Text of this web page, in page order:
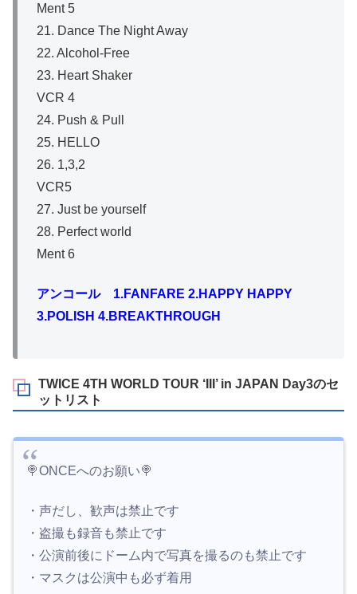
Ment 5
21. Dance The Night Away
22. Alcohol-Free
23. Heart Shaker
VCR 4
24. Push & Pull
25. HELLO
26. 1,3,2
VCR5
27. Just be yourself
28. Perfect world
Ment 6
アンコール 1.FANFARE 2.HAPPY HAPPY
3.POLISH 4.BREAKTHROUGH
TWICE 4TH WORLD TOUR ‘III’ in JAPAN Day3のセ
ットリスト
🍭ONCEへのお願い🍭
・声だし、歓声は禁止です
・盗撮も録音も禁止です
・公演前後にドーム内で写真を撮るのも禁止です
・マスクは公演中も必ず着用